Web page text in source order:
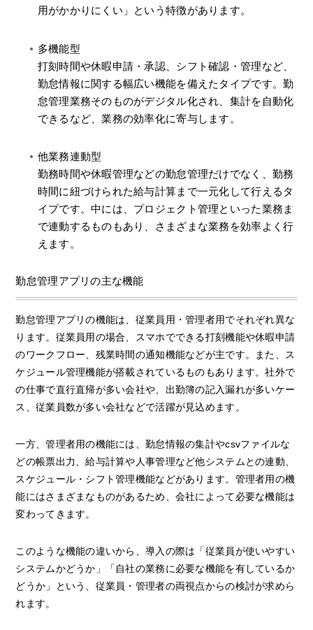
用がかかりにくい」という特徴があります。
多機能型
打刻時間や休暇申請・承認、シフト確認・管理など、
勤怠情報に関する幅広い機能を備えたタイプです。勤
怠管理業務そのものがデジタル化され、集計を自動化
できるなど、業務の効率化に寄与します。
他業務連動型
勤務時間や休暇管理などの勤怠管理だけでなく、勤務
時間に紐づけられた給与計算まで一元化して行えるタ
イプです。中には、プロジェクト管理といった業務ま
で連動するものもあり、さまざまな業務を効率よく行
えます。
勤怠管理アプリの主な機能
勤怠管理アプリの機能は、従業員用・管理者用でそれぞれ異な
ります。従業員用の場合、スマホでできる打刻機能や休暇申請
のワークフロー、残業時間の通知機能などが主です。また、ス
ケジュール管理機能が搭載されているものもあります。社外で
の仕事で直行直帰が多い会社や、出勤簿の記入漏れが多いケー
ス、従業員数が多い会社などで活躍が見込めます。
一方、管理者用の機能には、勤怠情報の集計やcsvファイルな
どの帳票出力、給与計算や人事管理など他システムとの連動、
スケジュール・シフト管理機能などがあります。管理者用の機
能にはさまざまなものがあるため、会社によって必要な機能は
変わってきます。
このような機能の違いから、導入の際は「従業員が使いやすい
システムかどうか」「自社の業務に必要な機能を有しているか
どうか」という、従業員・管理者の両視点からの検討が求めら
れます。